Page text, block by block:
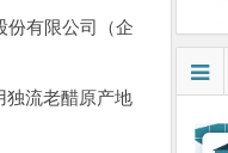
有限公司（企
流老醋原产地